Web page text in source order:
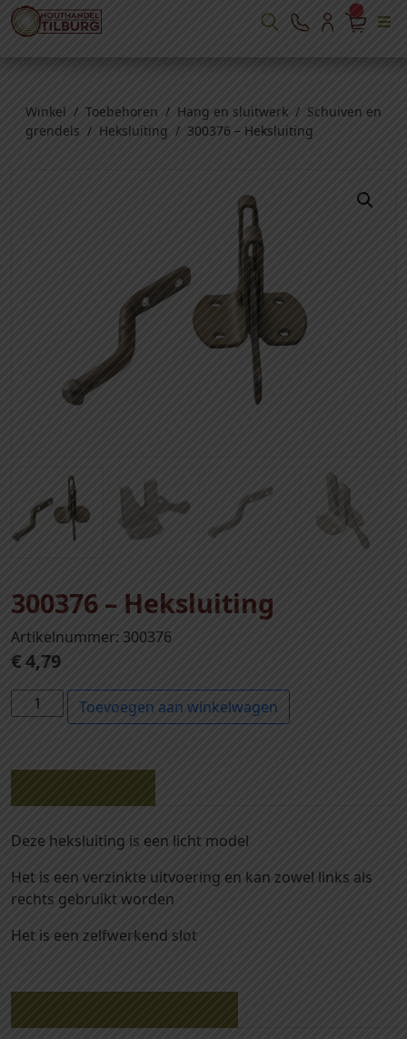
Winkel / Toebehoren / Hang en sluitwerk / Schuiven en
grendels / Heksluiting / 300376 – Heksluiting
300376 – Heksluiting
Artikelnummer: 300376
€4,79
0
3
6
-
H
e
k
l
i
Toevoegen aan winkelwagen
Deze heksluiting is een licht model
Het is een verzinkte uitvoering en kan zowel links als
rechts gebruikt worden
Het is een zelfwerkend slot